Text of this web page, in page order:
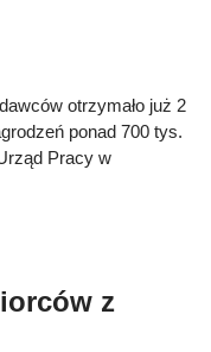
otrzymało już 2
ponad 700 tys.
Pracy w
z